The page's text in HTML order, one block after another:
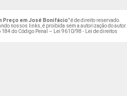
Preço em José Bonifácio" é de direito reservado.
nossos links, é proibida sem a autorização do autor.
do Código Penal – Lei 9610/98 - Lei de direitos